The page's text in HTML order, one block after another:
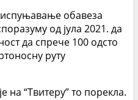
испуњавање обавеза
од јула 2021. да
да спрече 100 одсто
руту
на “Твитеру” то порекла.